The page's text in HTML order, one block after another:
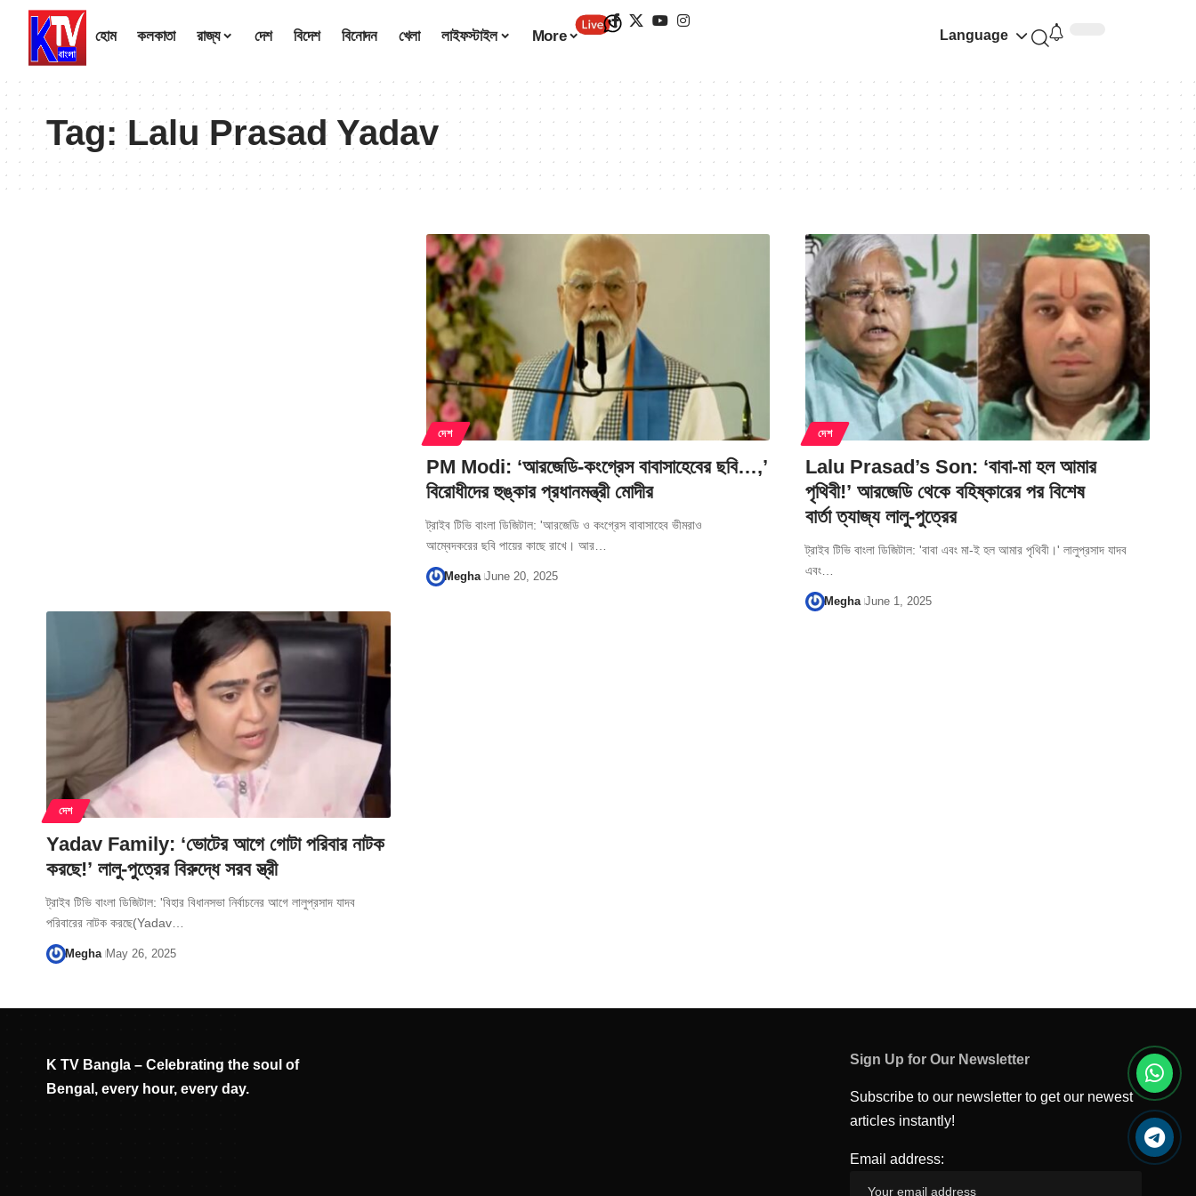
হোম কলকাতা রাজ্য দেশ বিদেশ বিনোদন খেলা লাইফস্টাইল More Language
Tag:Lalu Prasad Yadav
দেশ
PM Modi: ‘আরজেডি-কংগ্রেস বাবাসাহেবের ছবি…,’
বিরোধীদের হুঙ্কার প্রধানমন্ত্রী মোদীর
ট্রাইব টিভি বাংলা ডিজিটাল: 'আরজেডি ও কংগ্রেস বাবাসাহেব ভীমরাও
আম্বেদকরের ছবি পায়ের কাছে রাখে। আর…
Megha June 20, 2025
দেশ
Lalu Prasad’s Son: ‘বাবা-মা হল আমার
পৃথিবী!’ আরজেডি থেকে বহিষ্কারের পর বিশেষ
বার্তা ত্যাজ্য লালু-পুত্রের
ট্রাইব টিভি বাংলা ডিজিটাল: 'বাবা এবং মা-ই হল আমার পৃথিবী।' লালুপ্রসাদ যাদব
এবং…
Megha June 1, 2025
দেশ
Yadav Family: ‘ভোটের আগে গোটা পরিবার নাটক
করছে!’ লালু-পুত্রের বিরুদ্ধে সরব স্ত্রী
ট্রাইব টিভি বাংলা ডিজিটাল: 'বিহার বিধানসভা নির্বাচনের আগে লালুপ্রসাদ যাদব
পরিবারের নাটক করছে(Yadav…
Megha May 26, 2025
K TV Bangla – Celebrating the soul of
Bengal, every hour, every day.
Sign Up for Our Newsletter
Subscribe to our newsletter to get our newest
articles instantly!
Email address: